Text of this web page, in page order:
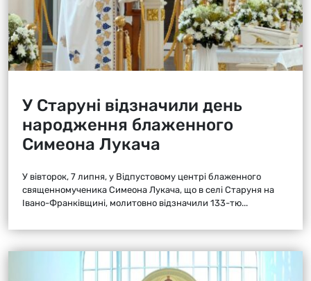
У Старуні відзначили день
народження блаженного
Симеона Лукача
У вівторок, 7 липня, у Відпустовому центрі блаженного
священномученика Симеона Лукача, що в селі Старуня на
Івано-Франківщині, молитовно відзначили 133-тю...